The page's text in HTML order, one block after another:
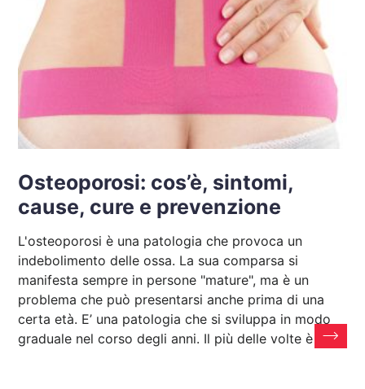
Osteoporosi: cos’è, sintomi,
cause, cure e prevenzione
L'osteoporosi è una patologia che provoca un
indebolimento delle ossa. La sua comparsa si
manifesta sempre in persone "mature", ma è un
problema che può presentarsi anche prima di una
certa età. E’ una patologia che si sviluppa in modo
graduale nel corso degli anni. Il più delle volte è